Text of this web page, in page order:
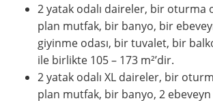
2 yatak odalı daireler, bir oturma
plan mutfak, bir banyo, bir
giyinme odası, bir tuvalet, bir
ile birlikte 105 – 173 m²’dir.
2 yatak odalı XL daireler, bir
plan mutfak, bir banyo, 2